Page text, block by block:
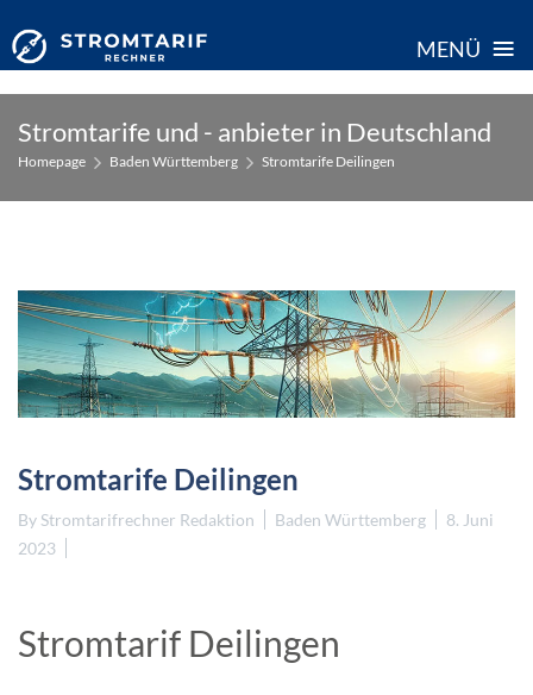
MENÜ ≡
content
Stromtarife und - anbieter in Deutschland
Homepage Baden Württemberg Stromtarife Deilingen
Stromtarife Deilingen
By Stromtarifrechner Redaktion Baden Württemberg
8. Juni
2023
Stromtarif Deilingen